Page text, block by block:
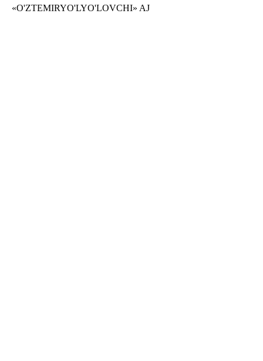
«O'ZTEMIRYO'LYO'LOVCHI» AJ